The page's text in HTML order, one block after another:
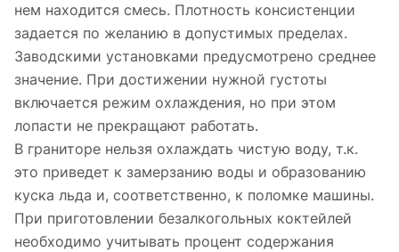
нем находится смесь. Плотность консистенции
задается по желанию в допустимых пределах.
Заводскими установками предусмотрено среднее
значение. При достижении нужной густоты
включается режим охлаждения, но при этом
лопасти не прекращают работать.
В граниторе нельзя охлаждать чистую воду, т.к.
это приведет к замерзанию воды и образованию
куска льда и, соответственно, к поломке машины.
При приготовлении безалкогольных коктейлей
необходимо учитывать процент содержания